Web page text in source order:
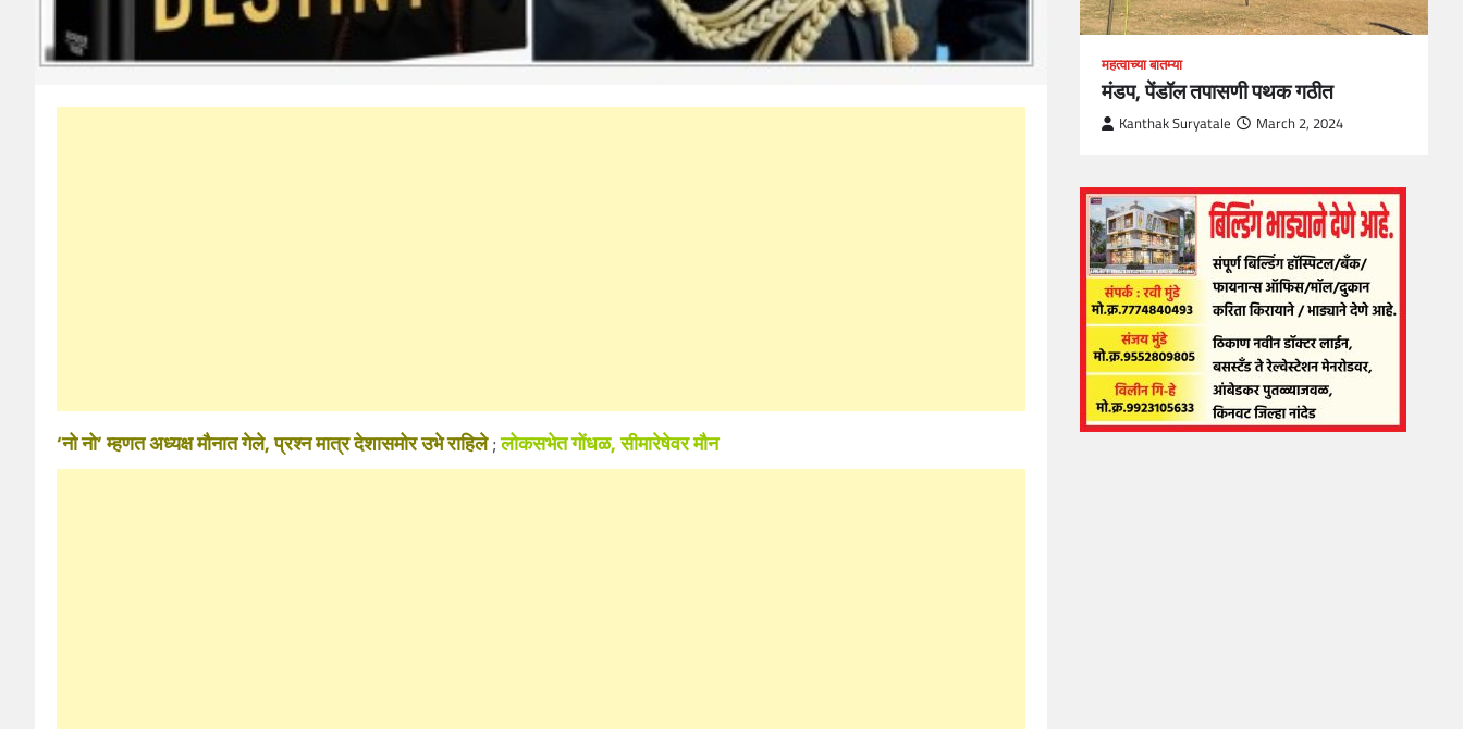
‘नो नो’ म्हणत अध्यक्ष मौनात गेले, प्रश्न मात्र देशासमोर उभे राहिले;लोकसभेत गोंधळ, सीमारेषेवर मौन
महत्वाच्या बातम्या
मंडप, पेंडॉल तपासणी पथक गठीत
Kanthak Suryatale March 2, 2024